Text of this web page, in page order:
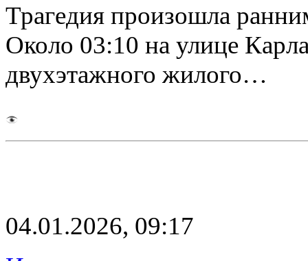
Трагедия произошла
Около 03:10 на улице
двухэтажного жилого…
04.01.2026, 09:17